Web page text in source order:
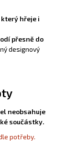
hřeje i
přesně do
designový
neobsahuje
součástky.
potřeby.